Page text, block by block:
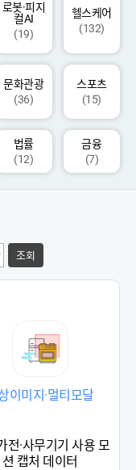
로봇·피지
컬AI
(19)
헬스케어
(132)
문화관광
(36)
스포츠
(15)
법률
(12)
금융
(7)
조회
이미지·멀티모달
전·사무기기 사용 모
션 캡처 데이터